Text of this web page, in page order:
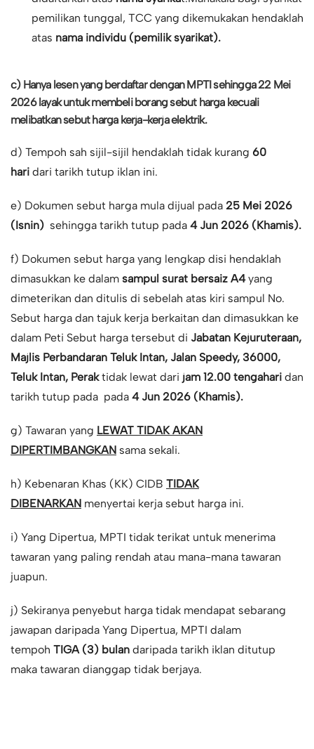
pemilikan tunggal, TCC yang dikemukakan hendaklah
atas nama individu (pemilik syarikat).
c) Hanya lesen yang berdaftar dengan MPTI sehingga 22 Mei
2026 layak untuk membeli borang sebut harga kecuali
melibatkan sebut harga kerja-kerja elektrik.
d) Tempoh sah sijil-sijil hendaklah tidak kurang 60
hari dari tarikh tutup iklan ini.
e) Dokumen sebut harga mula dijual pada 25 Mei 2026
(Isnin) sehingga tarikh tutup pada 4 Jun 2026 (Khamis).
f) Dokumen sebut harga yang lengkap disi hendaklah
dimasukkan ke dalam sampul surat bersaiz A4yang
dimeterikan dan ditulis di sebelah atas kiri sampul No.
Sebut harga dan tajuk kerja berkaitan dan dimasukkan ke
dalam Peti Sebut harga tersebut di Jabatan Kejuruteraan,
Majlis Perbandaran Teluk Intan, Jalan Speedy, 36000,
Teluk Intan, Peraktidak lewat dari jam 12.00 tengahari dan
tarikh tutup pada pada 4 Jun 2026 (Khamis).
g) Tawaran yang LEWAT TIDAK AKAN
DIPERTIMBANGKAN sama sekali.
h) Kebenaran Khas (KK) CIDB TIDAK
DIBENARKAN menyertai kerja sebut harga ini.
i) Yang Dipertua, MPTI tidak terikat untuk menerima
tawaran yang paling rendah atau mana-mana tawaran
juapun.
j) Sekiranya penyebut harga tidak mendapat sebarang
jawapan daripada Yang Dipertua, MPTI dalam
tempoh TIGA (3) bulan daripada tarikh iklan ditutup
maka tawaran dianggap tidak berjaya.